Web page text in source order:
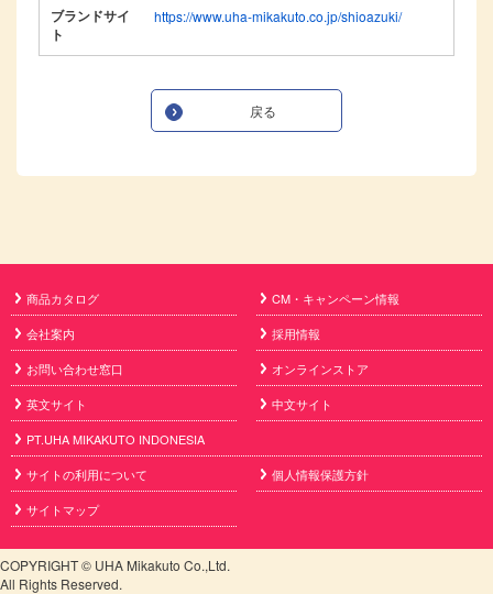
ブランドサイ
ト
https://www.uha-mikakuto.co.jp/shioazuki/
戻る
商品カタログ
CM・キャンペーン情報
会社案内
採用情報
お問い合わせ窓口
オンラインストア
英文サイト
中文サイト
PT.UHA MIKAKUTO INDONESIA
サイトの利用について
個人情報保護方針
サイトマップ
COPYRIGHT © UHA Mikakuto Co.,Ltd.
All Rights Reserved.